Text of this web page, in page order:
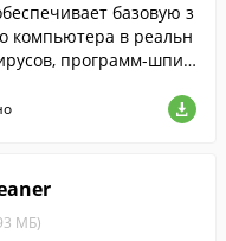
базовую з
компьютера в реальн
программ-шпио
МБ)